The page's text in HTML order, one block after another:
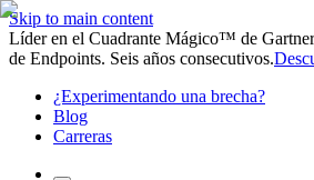
Skip to main content
Líder en el Cuadrante Mágico™ de
de Endpoints. Seis años consecutivos.
¿Experimentando una brecha?
Blog
Carreras